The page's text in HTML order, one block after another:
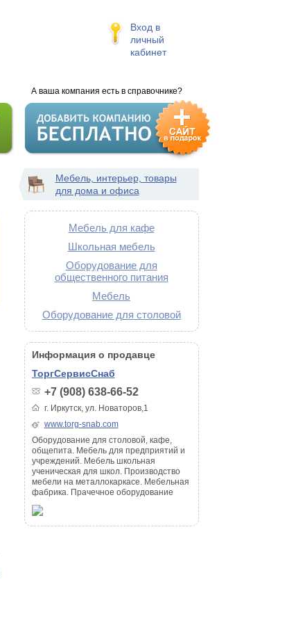
Вход в
личный
кабинет
А ваша компания есть в справочнике?
Мебель, интерьер, товары
для дома и офиса
Мебель для кафе
Школьная мебель
Оборудование для
общественного питания
Мебель
Оборудование для столовой
Информация о продавце
ТоргСервисСнаб
+7 (908) 638-66-52
г. Иркутск, ул. Новаторов,1
www.torg-snab.com
Оборудование для столовой, кафе,
общепита. Мебель для предприятий и
учреждений. Мебель школьная
ученическая для школ. Производство
мебели на металлокаркасе. Мебельная
фабрика. Прачечное оборудование